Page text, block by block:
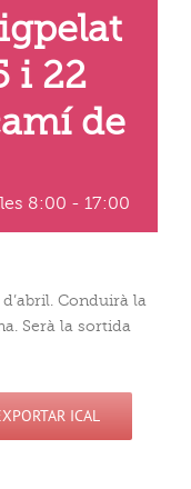
i 22
de
8:00 - 17:00
Conduirà la
Serà la sortida
ICAL